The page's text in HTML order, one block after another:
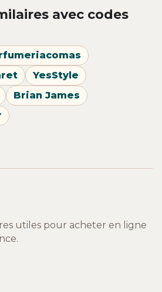
avec codes
YesStyle
Brian James
utiles pour acheter en ligne